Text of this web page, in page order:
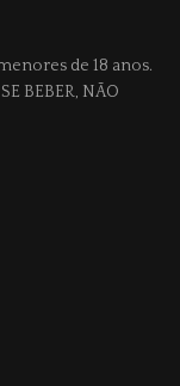
de 18 anos.
BEBER, NÃO